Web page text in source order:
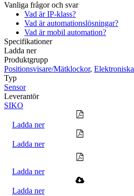
Vanliga frågor och svar
Vad är IP-klass?
Vad är automationslösningar?
Vad är mobil automation?
Specifikationer
Ladda ner
Produktgrupp
Positionsvisare/Mätklockor, Elektroniska
Typ
Sensor
Leverantör
SIKO
Ladda ner
Ladda ner
Ladda ner
Ladda ner